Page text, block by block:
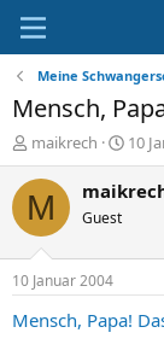
Meine
Mensch,
E
r
s
t
e
r
maikrech
E
r
s
t
a
10
M Guest
10 Januar 2004
Mensch, Papa!